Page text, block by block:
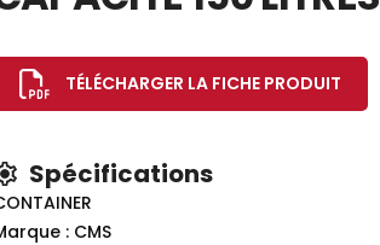
TÉLÉCHARGER LA FICHE PRODUIT
Spécifications
: CMS